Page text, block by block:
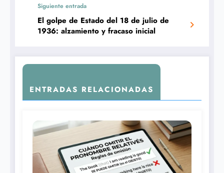
Siguiente entrada
El golpe de Estado del 18 de julio de
1936: alzamiento y fracaso inicial
ENTRADAS RELACIONADAS